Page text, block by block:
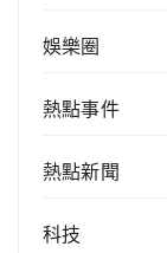
娛樂圈
熱點事件
熱點新聞
科技